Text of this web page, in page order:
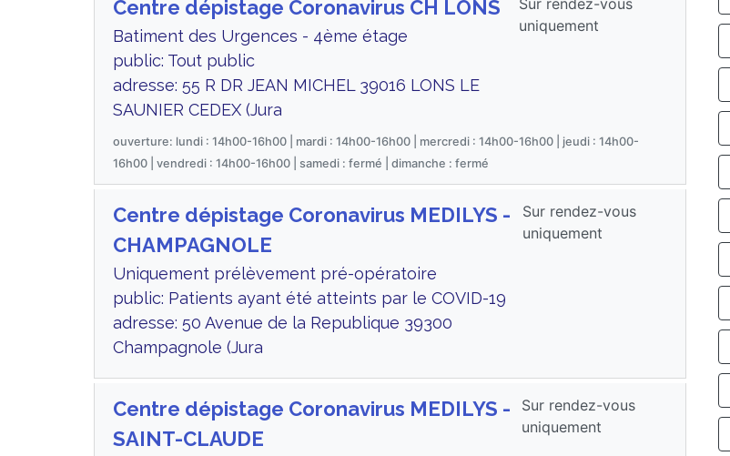
Centre dépistage Coronavirus CH LONS
Batiment des Urgences - 4ème étage
public: Tout public
adresse: 55 R DR JEAN MICHEL 39016 LONS LE
SAUNIER CEDEX (Jura
Sur rendez-vous
uniquement
ouverture: lundi : 14h00-16h00 | mardi : 14h00-16h00 | mercredi : 14h00-16h00 | jeudi : 14h00-
16h00 | vendredi : 14h00-16h00 | samedi : fermé | dimanche : fermé
Centre dépistage Coronavirus MEDILYS -
CHAMPAGNOLE
Uniquement prélèvement pré-opératoire
public: Patients ayant été atteints par le COVID-19
adresse: 50 Avenue de la Republique 39300
Champagnole (Jura
Sur rendez-vous
uniquement
Centre dépistage Coronavirus MEDILYS -
SAINT-CLAUDE
Sur rendez-vous
uniquement